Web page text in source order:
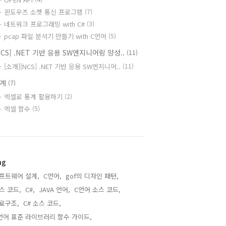
윈도우즈 소켓 통신 프로그램 (7)
네트워크 프로그래밍 with C# (3)
pcap 파일 분석기 만들기 with C언어 (5)
.NET 기반 응용 SW엔지니어링 양성.. (11)
[소개][NCS] .NET 기반 응용 SW엔지니어.. (11)
(7)
엑셀로 통계 활용하기 (2)
엑셀 함수 (5)
트웨어 설계, C언어, gof의 디자인 패턴,
코드, C#, JAVA 언어, C언어 소스 코드,
구조, C# 소스 코드,
어 표준 라이브러리 함수 가이드,